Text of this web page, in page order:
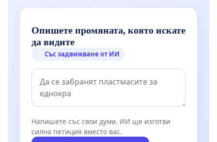
Очакваме отговорни и смели действия от страна
на българските власти в защита на суверенитета
и бъдещето на нашата държава.
С уважение,
Граждани на Република България
Опишете промяната, която искате
да видите
Със задвижване от ИИ
Напишете със свои думи. ИИ ще изготви
силна петиция вместо вас.